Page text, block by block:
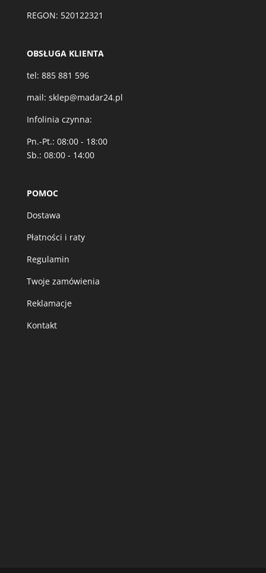
REGON: 520122321
OBSŁUGA KLIENTA
tel: 885 881 596
mail: sklep@madar24.pl
Infolinia czynna:
Pn.-Pt.: 08:00 - 18:00
Sb.: 08:00 - 14:00
POMOC
Dostawa
Płatności i raty
Regulamin
Twoje zamówienia
Reklamacje
Kontakt